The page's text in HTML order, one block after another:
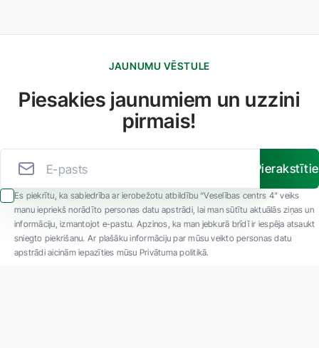
JAUNUMU VĒSTULE
Piesakies jaunumiem un uzzini
pirmais!
Es piekrītu, ka sabiedrība ar ierobežotu atbildību “Veselības centrs 4” veiks
manu iepriekš norādīto personas datu apstrādi, lai man sūtītu aktuālās ziņas un
informāciju, izmantojot e-pastu. Apzinos, ka man jebkurā brīdī ir iespēja atsaukt
sniegto piekrišanu. Ar plašāku informāciju par mūsu veikto personas datu
apstrādi aicinām iepazīties mūsu Privātuma politikā.